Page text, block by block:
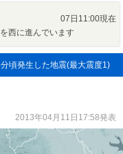
07日11:00現在
西に進んでいます
頃発生した地震(最大震度1)
2013年04月11日17:58発表